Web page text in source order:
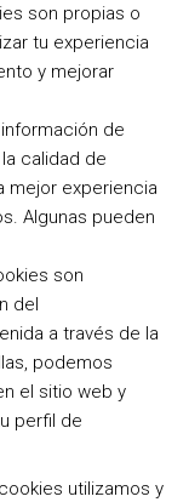
son propias o
tu experiencia
y mejorar
de
calidad de
mejor experiencia
Algunas pueden
son
del
a través de la
podemos
el sitio web y
perfil de
utilizamos y